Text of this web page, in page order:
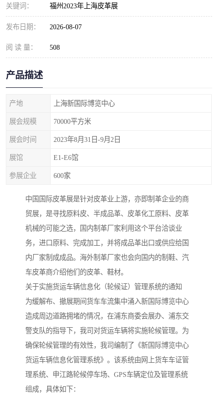
关键词： 福州2023年上海皮革展
发布日期： 2026-08-07
阅 读 量： 508
产品描述
产地 上海新国际博览中心
展会规模 70000平方米
展会时间 2023年8月31日-9月2日
展馆 E1-E6馆
参展企业 600家
中国国际皮革展是针对皮革业上游，亦即制革企业的商
贸展，是寻找原料皮、半成品革、皮革化工原料、皮革
机械的可能之选，国内制革厂家利用这个平台洽谈业
务，进口原料、完成加工，并将成品革出口或供应给国
内厂家制成成品。海外制革厂家也会向国内的制鞋、汽
车皮革商介绍他们的皮革、鞋材。
关于实施货运车辆信息化（轮候证）管理系统的通知
为缓解布、撤展期间货车车流集中涌入新国际博览中心
造成周边道路拥堵的情况，在浦东商委会展办、浦东交
警支队的指导下，我司对货运车辆将实施轮候管理。为
确保轮候管理的有效性，我司编制了《新国际博览中心
货运车辆信息化管理系统》。该系统由网上货车车证管
理系统、申江路轮候停车场、GPS车辆定位及管理系统
组成，具体如下：